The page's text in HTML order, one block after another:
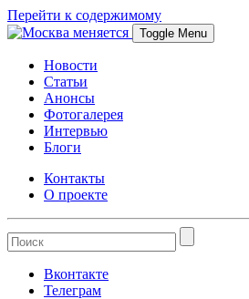
Перейти к содержимому
Toggle Menu
Новости
Статьи
Анонсы
Фотогалерея
Интервью
Блоги
Контакты
О проекте
Вконтакте
Телеграм